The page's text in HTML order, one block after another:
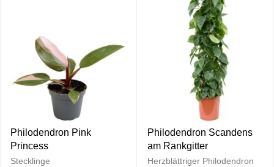
Philodendron Pink
Princess
Stecklinge
Philodendron Scandens
am Rankgitter
Herzblättriger Philodendron